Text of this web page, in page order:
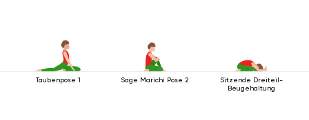
Taubenpose 1 Sage Marichi Pose 2
Sitzende Dreiteil-
Beugehaltung